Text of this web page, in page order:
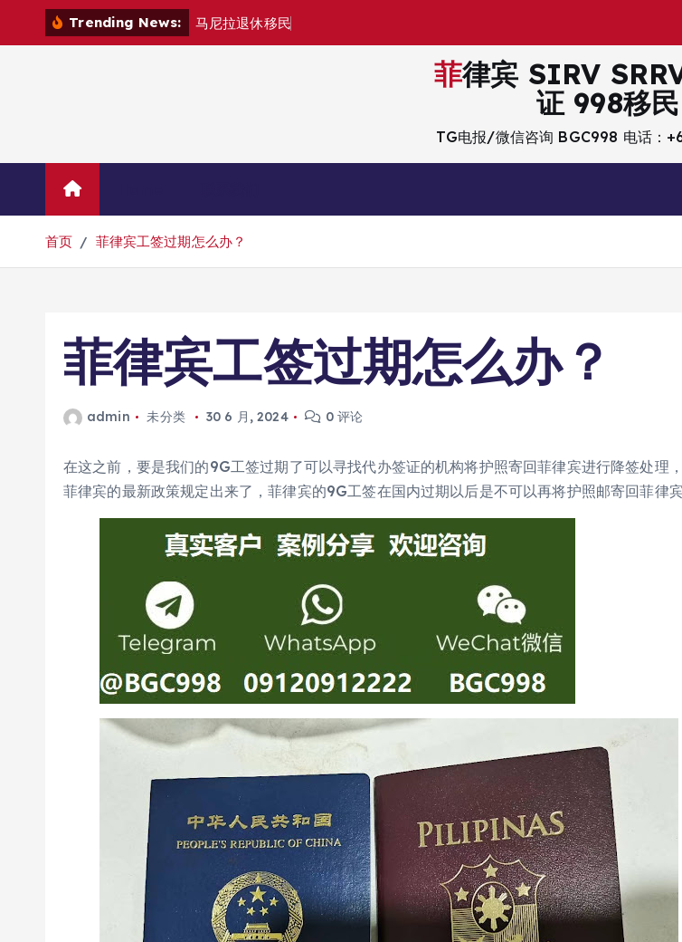
Trending News: 马 尼拉退休移民
菲律宾 SIRV SRRV 官方认
证 998移民
TG电报/微信咨询 BGC998 电话：
首页 菲律宾工签过期怎么办？
菲律宾工签过期怎么办？
admin 未分类 30 6 月, 2024 0 评论
在这之前，要是我们的9G工签过期了可以寻找代办签证的机构将护照寄回菲律宾进行降签处理
菲律宾的最新政策规定出来了，菲律宾的9G工签在国内过期以后是不可以再将护照邮寄回菲律宾